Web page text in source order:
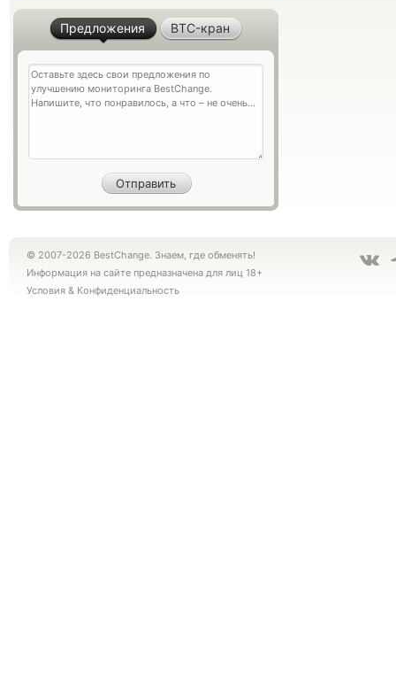
Предложения BTC-кран
© 2007-2026 BestChange. Знаем, где обменять!
Информация на сайте предназначена для лиц 18+
Условия & Конфиденциальность